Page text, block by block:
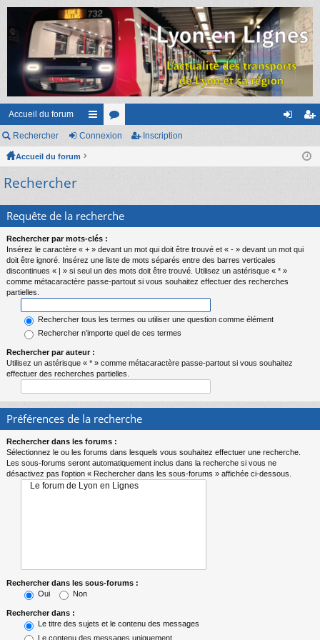
Accueil du forum
ac
s
or
cri
Rechercher Connexion Inscription
Accueil du forum
Rechercher
Requête de la recherche
Rechercher par mots-clés :
Insérez le caractère « + » devant un mot qui doit être trouvé et « - » devant un mot qui
doit être ignoré. Insérez une liste de mots séparés entre des barres verticales
discontinues « | » si seul un des mots doit être trouvé. Utilisez un astérisque « * »
comme métacaractère passe-partout si vous souhaitez effectuer des recherches
partielles.
Rechercher tous les termes ou utiliser une question comme élément
Rechercher n’importe quel de ces termes
Rechercher par auteur :
Utilisez un astérisque « * » comme métacaractère passe-partout si vous souhaitez
effectuer des recherches partielles.
Préférences de la recherche
Rechercher dans les forums :
Sélectionnez le ou les forums dans lesquels vous souhaitez effectuer une recherche.
Les sous-forums seront automatiquement inclus dans la recherche si vous ne
désactivez pas l’option « Rechercher dans les sous-forums » affichée ci-dessous.
Rechercher dans les sous-forums :
Oui
Non
Rechercher dans :
Le titre des sujets et le contenu des messages
Le contenu des messages uniquement